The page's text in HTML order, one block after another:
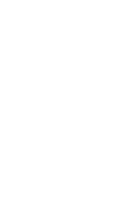
蒐集、處理及利用，